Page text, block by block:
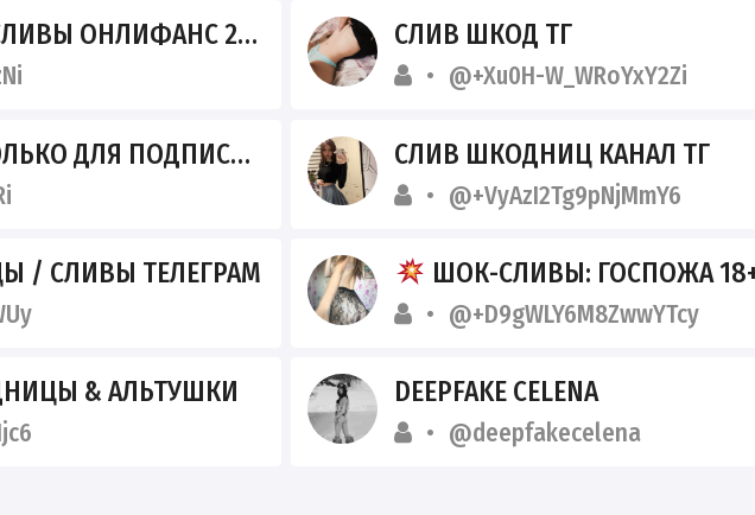
ОНЛИФАНС 2026 СЛИВ ШКОД ТГ
@+Xu0H-W_WRoYxY2Zi
ДЛЯ ПОДПИСЧИКОВ СЛИВ ШКОДНИЦ КАНАЛ ТГ
@+VyAzI2Tg9pNjMmY6
/ СЛИВЫ ТЕЛЕГРАМ ШОК-СЛИВЫ: ГОСПОЖА 18+ |
@+D9gWLY6M8ZwwYTcy
& АЛЬТУШКИ DEEPFAKE CELENA
@deepfakecelena